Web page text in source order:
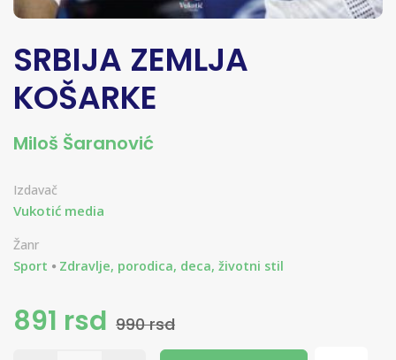
SRBIJA ZEMLJA
KOŠARKE
Miloš Šaranović
Izdavač
Vukotić media
Žanr
Sport
Zdravlje, porodica, deca, životni stil
891 rsd 990 rsd